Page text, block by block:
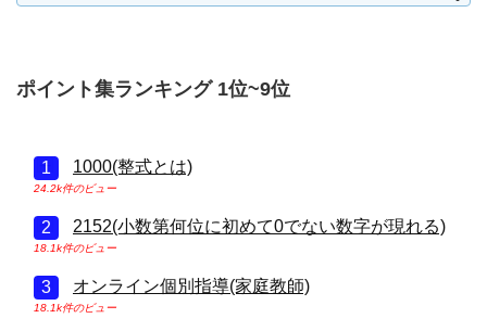
ポイント集ランキング 1位~9位
1000(整式とは)
24.2k件のビュー
2152(小数第何位に初めて0でない数字が現れる)
18.1k件のビュー
オンライン個別指導(家庭教師)
18.1k件のビュー